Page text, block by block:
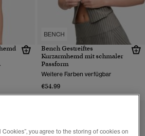
BENCH
Bench Gestreiftes
Kurzarmhemd mit schmaler
Passform
Weitere Farben verfügbar
€54.99
Cookies”, you agree to the storing of cookies on